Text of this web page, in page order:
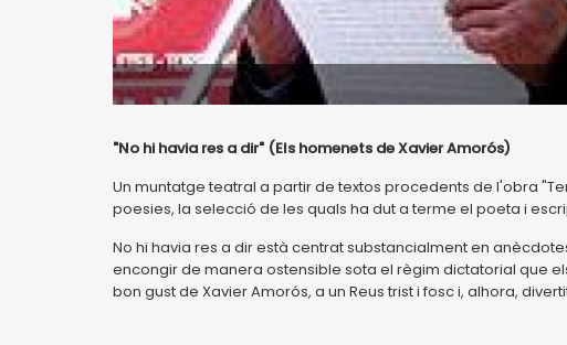
"No hi havia res a dir" (Els homenets de Xavier Amorós)
Un muntatge teatral a partir de textos procedents de l'obra
poesies, la selecció de les quals ha dut a terme el poeta i
No hi havia res a dir està centrat substancialment en
encongir de manera ostensible sota el règim dictatorial que
bon gust de Xavier Amorós, a un Reus trist i fosc i, alhora,